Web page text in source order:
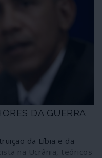
DA GUERRA
da Líbia e da
na Ucrânia, teóricos